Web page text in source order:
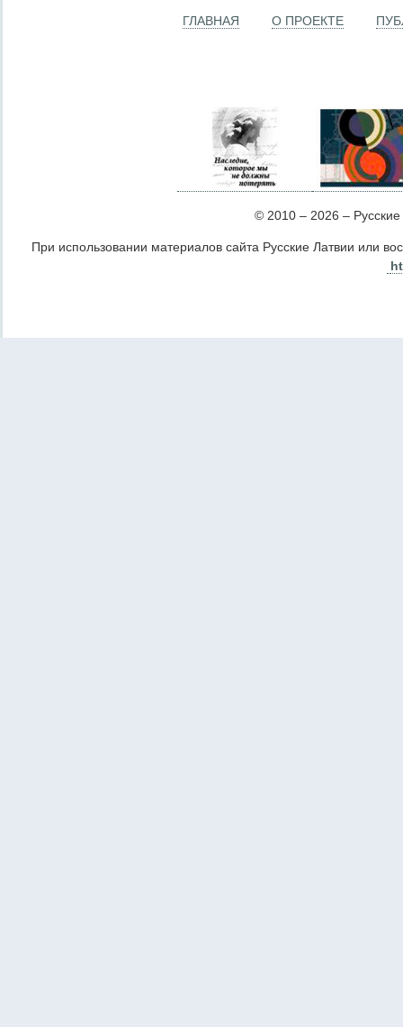
ГЛАВНАЯ О ПРОЕКТЕ
© 2010 – 2026 –
При использовании материалов сайта Русские Латвии или